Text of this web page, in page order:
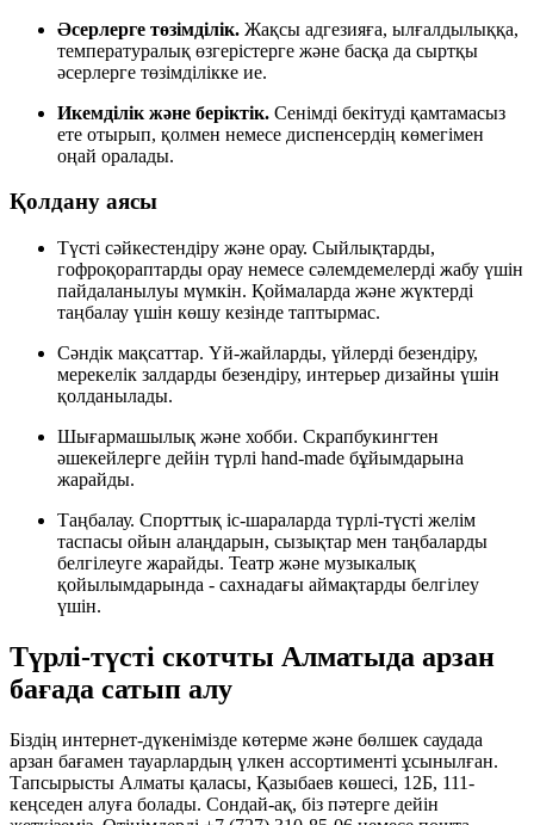
Әсерлерге төзімділік. Жақсы адгезияға, ылғалдылыққа,
температуралық өзгерістерге және басқа да сыртқы
әсерлерге төзімділікке ие.
Икемділік және беріктік. Сенімді бекітуді қамтамасыз
ете отырып, қолмен немесе диспенсердің көмегімен
оңай оралады.
Қолдану аясы
Түсті сәйкестендіру және орау. Сыйлықтарды,
гофроқораптарды орау немесе сәлемдемелерді жабу үшін
пайдаланылуы мүмкін. Қоймаларда және жүктерді
таңбалау үшін көшу кезінде таптырмас.
Сәндік мақсаттар. Үй-жайларды, үйлерді безендіру,
мерекелік залдарды безендіру, интерьер дизайны үшін
қолданылады.
Шығармашылық және хобби. Скрапбукингтен
әшекейлерге дейін түрлі hand-made бұйымдарына
жарайды.
Таңбалау. Спорттық іс-шараларда түрлі-түсті желім
таспасы ойын алаңдарын, сызықтар мен таңбаларды
белгілеуге жарайды. Театр және музыкалық
қойылымдарында - сахнадағы аймақтарды белгілеу
үшін.
Түрлі-түсті скотчты Алматыда арзан
бағада сатып алу
Біздің интернет-дүкенімізде көтерме және бөлшек саудада
арзан бағамен тауарлардың үлкен ассортименті ұсынылған.
Тапсырысты Алматы қаласы, Қазыбаев көшесі, 12Б, 111-
кеңседен алуға болады. Сондай-ақ, біз пәтерге дейін